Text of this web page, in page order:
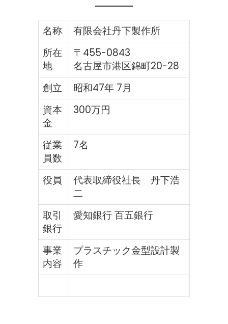
名称
有限会社丹下製作所
所在
地
〒455-0843
名古屋市港区錦町20-28
創立
昭和47年 7月
資本
金
300万円
従業
員数
7名
役員
代表取締役社長 丹下浩
二
取引
銀行
愛知銀行 百五銀行
事業
内容
プラスチック金型設計製
作